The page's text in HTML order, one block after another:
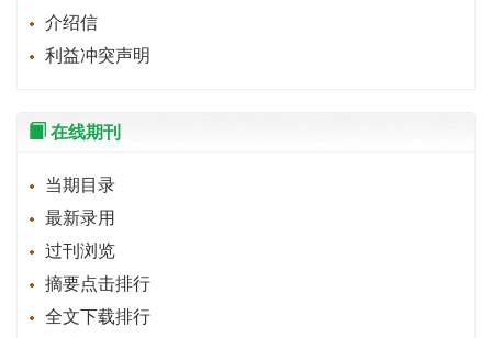
介绍信
利益冲突声明
在线期刊
当期目录
最新录用
过刊浏览
摘要点击排行
全文下载排行